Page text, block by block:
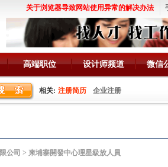
关于浏览器导致网站使用异常的解决办法
高端职位 设计师频道 微信
相关: 注册简历 企业注册
公司 > 柬埔寨開發中心理星級放人員